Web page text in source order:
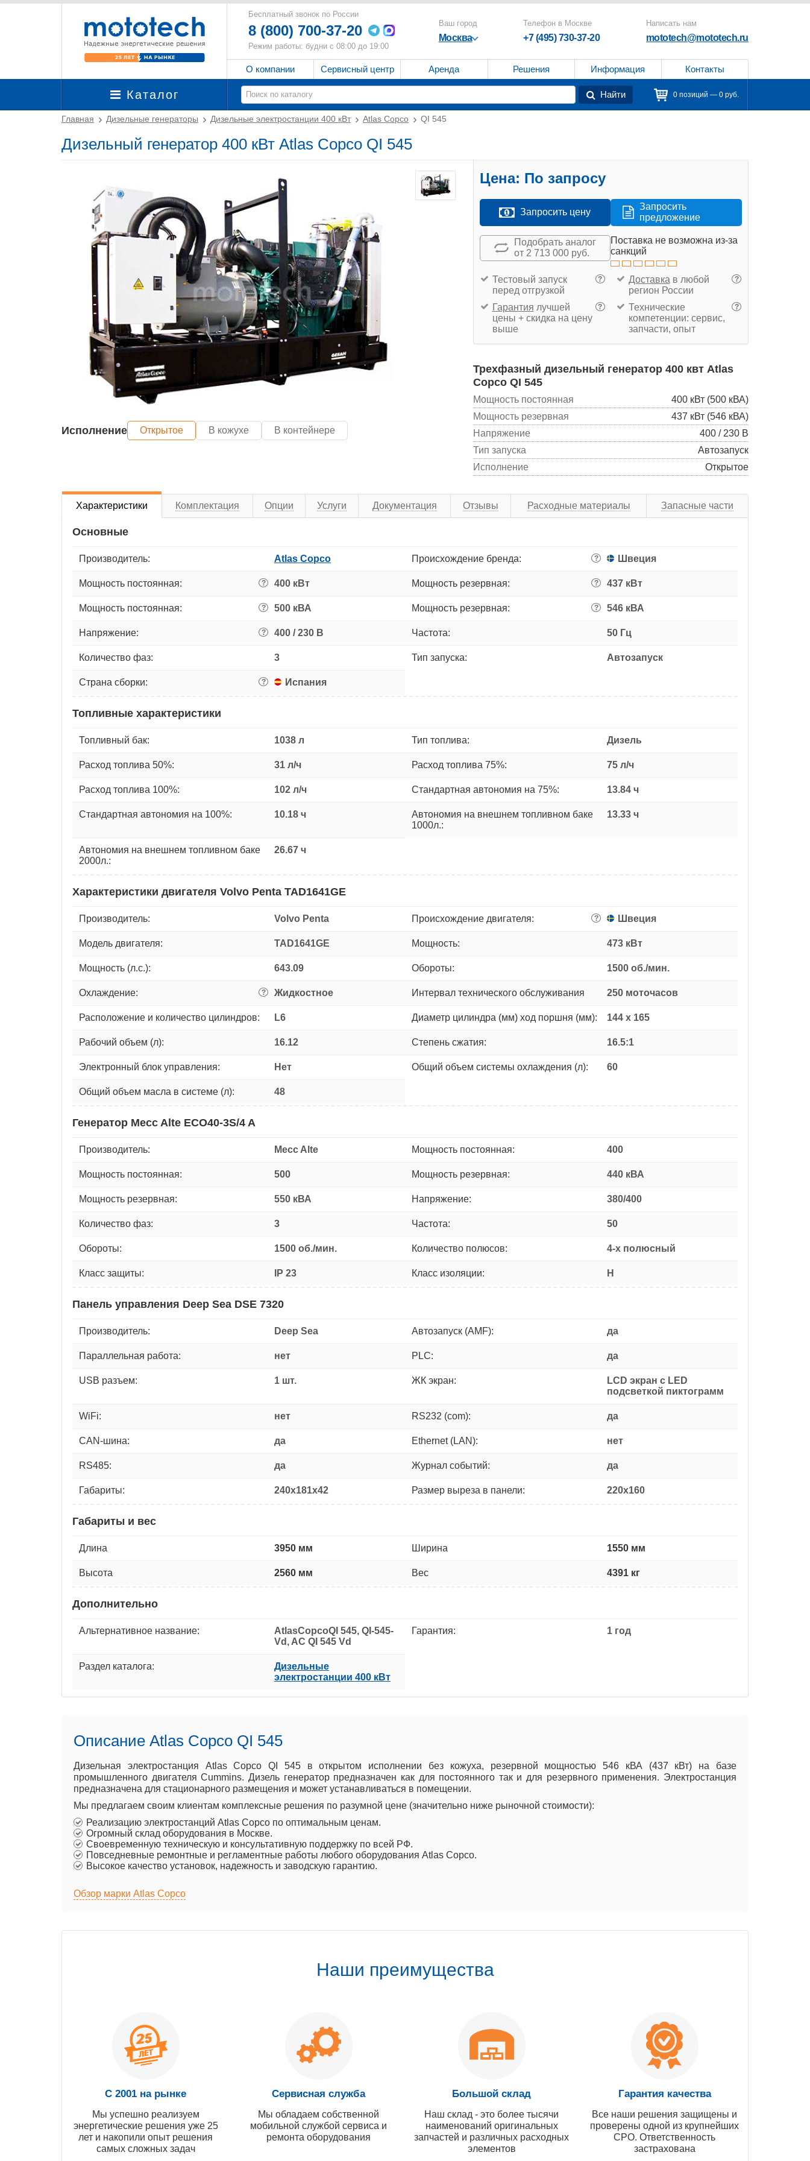
Бесплатный звонок по России
8 (800) 700-37-20
Режим работы: будни с 08:00 до 19:00
Ваш город
Москва
Телефон в Москве
+7 (495) 730-37-20
Написать нам
mototech@mototech.ru
О компании Сервисный центр Аренда Решения Информация Контакты
Каталог Найти 0 позиций — 0 руб.
Главная Дизельные генераторы Дизельные электростанции 400 кВт Atlas Copco QI 545
Дизельный генератор 400 кВт Atlas Copco QI 545
Исполнение Открытое В кожухе В контейнере
Цена: По запросу
Запросить цену
Запросить
предложение
Подобрать аналог
от 2 713 000 руб.
Поставка не возможна из-за
санкций
?
Тестовый запуск
перед отгрузкой
?
Доставка в любой
регион России
?
Гарантия лучшей
цены + скидка на цену
выше
?
Технические
компетенции: сервис,
запчасти, опыт
Трехфазный дизельный генератор 400 квт Atlas
Copco QI 545
Мощность постоянная
400 кВт (500 кВА)
Мощность резервная
437 кВт (546 кВА)
Напряжение
400 / 230 В
Тип запуска
Автозапуск
Исполнение
Открытое
Характеристики Комплектация Опции Услуги Документация Отзывы Расходные материалы Запасные части
Основные
Производитель: Atlas Copco Происхождение бренда: ? Швеция
Мощность постоянная: ? 400 кВт Мощность резервная: ? 437 кВт
Мощность постоянная: ? 500 кВА Мощность резервная: ? 546 кВА
Напряжение: ? 400 / 230 В Частота: 50 Гц
Количество фаз: 3 Тип запуска: Автозапуск
Страна сборки: ? Испания
Топливные характеристики
Топливный бак: 1038 л Тип топлива: Дизель
Расход топлива 50%: 31 л/ч Расход топлива 75%: 75 л/ч
Расход топлива 100%: 102 л/ч Стандартная автономия на 75%: 13.84 ч
Стандартная автономия на 100%: 10.18 ч
Автономия на внешнем топливном баке
1000л.:
13.33 ч
Автономия на внешнем топливном баке
2000л.:
26.67 ч
Характеристики двигателя Volvo Penta TAD1641GE
Производитель: Volvo Penta Происхождение двигателя: ? Швеция
Модель двигателя: TAD1641GE Мощность: 473 кВт
Мощность (л.с.): 643.09 Обороты: 1500 об./мин.
Охлаждение: ? Жидкостное Интервал технического обслуживания 250 моточасов
Расположение и количество цилиндров: L6 Диаметр цилиндра (мм) ход поршня (мм): 144 x 165
Рабочий объем (л): 16.12 Степень сжатия: 16.5:1
Электронный блок управления: Нет Общий объем системы охлаждения (л): 60
Общий объем масла в системе (л): 48
Генератор Mecc Alte ECO40-3S/4 A
Производитель: Mecc Alte Мощность постоянная: 400
Мощность постоянная: 500 Мощность резервная: 440 кВА
Мощность резервная: 550 кВА Напряжение: 380/400
Количество фаз: 3 Частота: 50
Обороты: 1500 об./мин. Количество полюсов: 4-х полюсный
Класс защиты: IP 23 Класс изоляции: H
Панель управления Deep Sea DSE 7320
Производитель: Deep Sea Автозапуск (AMF): да
Параллельная работа: нет PLC: да
USB разъем: 1 шт. ЖК экран:
LCD экран с LED
подсветкой пиктограмм
WiFi: нет RS232 (com): да
CAN-шина: да Ethernet (LAN): нет
RS485: да Журнал событий: да
Габариты: 240x181x42 Размер выреза в панели: 220x160
Габариты и вес
Длина 3950 мм Ширина 1550 мм
Высота 2560 мм Вес 4391 кг
Дополнительно
Альтернативное название:
AtlasCopcoQI 545, QI-545-
Vd, AC QI 545 Vd
Гарантия: 1 год
Раздел каталога:
Дизельные
электростанции 400 кВт
Описание Atlas Copco QI 545
Дизельная электростанция Atlas Copco QI 545 в открытом исполнении без кожуха, резервной мощностью 546 кВА (437 кВт) на базе
промышленного двигателя Cummins. Дизель генератор предназначен как для постоянного так и для резервного применения. Электростанция
предназначена для стационарного размещения и может устанавливаться в помещении.
Мы предлагаем своим клиентам комплексные решения по разумной цене (значительно ниже рыночной стоимости):
Реализацию электростанций Atlas Copco по оптимальным ценам.
Огромный склад оборудования в Москве.
Своевременную техническую и консультативную поддержку по всей РФ.
Повседневные ремонтные и регламентные работы любого оборудования Atlas Copco.
Высокое качество установок, надежность и заводскую гарантию.
Обзор марки Atlas Copco
Наши преимущества
С 2001 на рынке
Мы успешно реализуем
энергетические решения уже 25
лет и накопили опыт решения
самых сложных задач
Сервисная служба
Мы обладаем собственной
мобильной службой сервиса и
ремонта оборудования
Большой склад
Наш склад - это более тысячи
наименований оригинальных
запчастей и различных расходных
элементов
Гарантия качества
Все наши решения защищены и
проверены одной из крупнейших
СРО. Ответственность
застрахована